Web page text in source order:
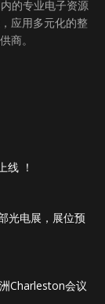
的专业电子资源
应用多元化的整
商。
线 ！
光电展，展位预
Charleston会议